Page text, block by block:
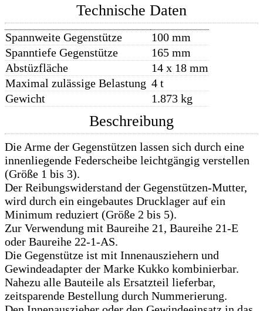
Technische Daten
Spannweite Gegenstütze
100 mm
Spanntiefe Gegenstütze
165 mm
Abstüzfläche
14 x 18 mm
Maximal zulässige Belastung 4 t
Gewicht
1.873 kg
Beschreibung
Die Arme der Gegenstützen lassen sich durch eine
innenliegende Federscheibe leichtgängig verstellen
(Größe 1 bis 3).
Der Reibungswiderstand der Gegenstützen-Mutter,
wird durch ein eingebautes Drucklager auf ein
Minimum reduziert (Größe 2 bis 5).
Zur Verwendung mit Baureihe 21, Baureihe 21-E
oder Baureihe 22-1-AS.
Die Gegenstütze ist mit Innenausziehern und
Gewindeadapter der Marke Kukko kombinierbar.
Nahezu alle Bauteile als Ersatzteil lieferbar,
zeitsparende Bestellung durch Nummerierung.